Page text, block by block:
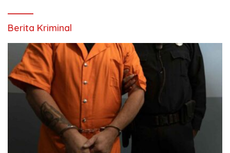
Berita Kriminal